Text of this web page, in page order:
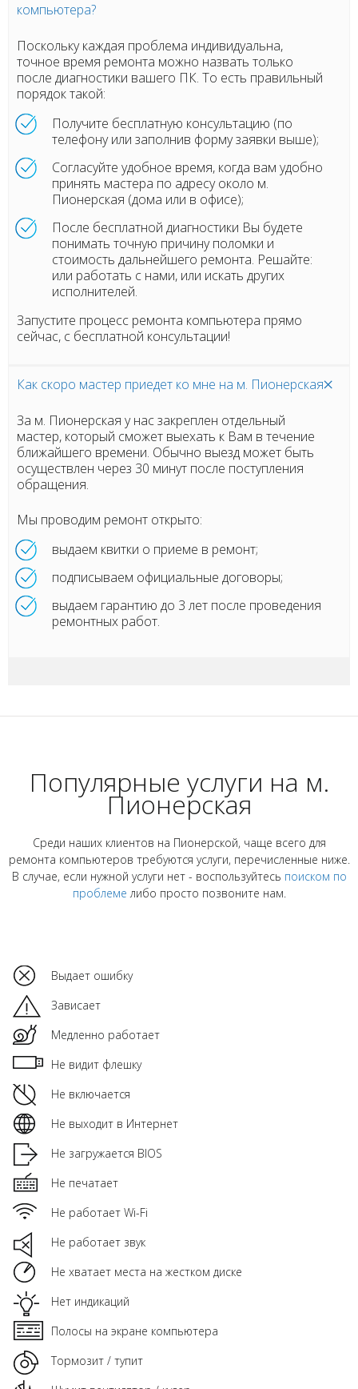
компьютера?
Поскольку каждая проблема индивидуальна,
точное время ремонта можно назвать только
после диагностики вашего ПК. То есть правильный
порядок такой:
Получите бесплатную консультацию (по
телефону или заполнив форму заявки выше);
Согласуйте удобное время, когда вам удобно
принять мастера по адресу около м.
Пионерская (дома или в офисе);
После бесплатной диагностики Вы будете
понимать точную причину поломки и
стоимость дальнейшего ремонта. Решайте:
или работать с нами, или искать других
исполнителей.
Запустите процесс ремонта компьютера прямо
сейчас, с бесплатной консультации!
Как скоро мастер приедет ко мне на м. Пионерская
За м. Пионерская у нас закреплен отдельный
мастер, который сможет выехать к Вам в течение
ближайшего времени. Обычно выезд может быть
осуществлен через 30 минут после поступления
обращения.
Мы проводим ремонт открыто:
выдаем квитки о приеме в ремонт;
подписываем официальные договоры;
выдаем гарантию до 3 лет после проведения
ремонтных работ.
Популярные услуги на м.
Пионерская
Среди наших клиентов на Пионерской, чаще всего для
ремонта компьютеров требуются услуги, перечисленные ниже.
В случае, если нужной услуги нет - воспользуйтесь поиском по
проблеме либо просто позвоните нам.
Выдает ошибку
Зависает
Медленно работает
Не видит флешку
Не включается
Не выходит в Интернет
Не загружается BIOS
Не печатает
Не работает Wi-Fi
Не работает звук
Не хватает места на жестком диске
Нет индикаций
Полосы на экране компьютера
Тормозит / тупит